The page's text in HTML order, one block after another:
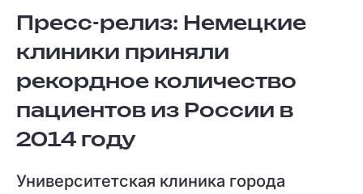
Пресс-релиз: Немецкие
клиники приняли
рекордное количество
пациентов из России в
2014 году
Университетская клиника города